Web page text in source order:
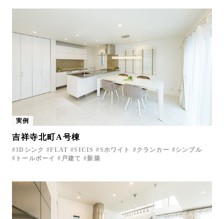
実例
吉祥寺北町A号棟
3Dシンク FLAT SICIS Sホワイト クランカー
シンプル
トールボーイ
戸建て 新築